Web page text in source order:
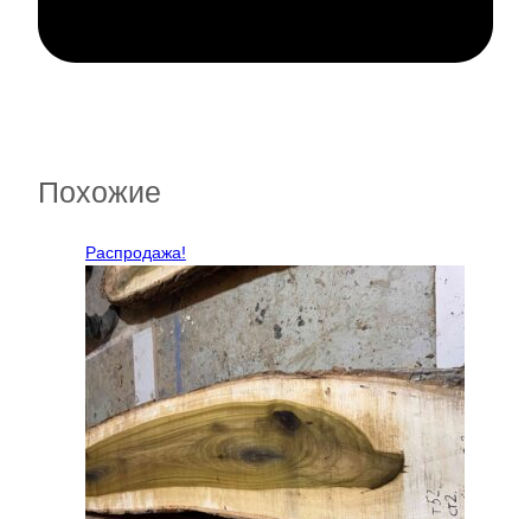
Похожие
Распродажа!